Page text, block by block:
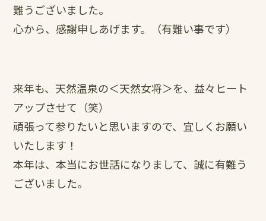
難うございました。
心から、感謝申しあげます。（有難い事です）
来年も、天然温泉の＜天然女将＞を、益々ヒート
アップさせて（笑）
頑張って参りたいと思いますので、宜しくお願い
いたします！
本年は、本当にお世話になりまして、誠に有難う
ございました。